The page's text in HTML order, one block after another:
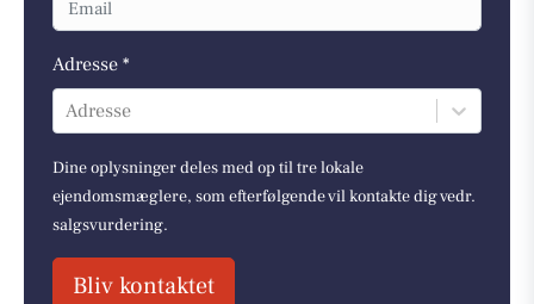
Adresse *
Adresse
Dine oplysninger deles med op til tre lokale
ejendomsmæglere, som efterfølgende vil kontakte dig vedr.
salgsvurdering.
Bliv kontaktet